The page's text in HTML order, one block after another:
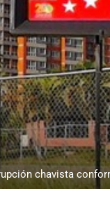
chavista